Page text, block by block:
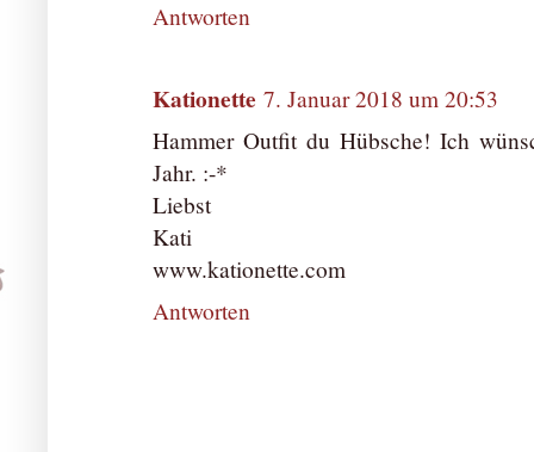
Antworten
Kationette 7. Januar 2018 um 20:53
Hammer Outfit du Hübsche! Ich
Jahr. :-*
Liebst
Kati
www.kationette.com
Antworten